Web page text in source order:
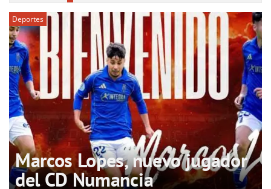
Deportes
Marcos Lopes, nuevo jugador
del CD Numancia